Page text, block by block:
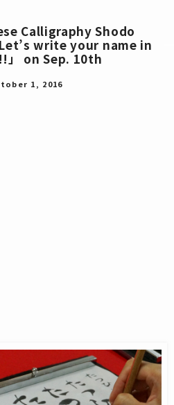
Calligraphy Shodo
write your name in
」 on Sep. 10th
1, 2016